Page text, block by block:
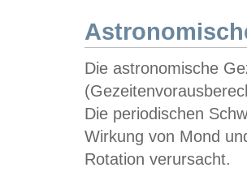
Die astronomische
Die periodischen
Wirkung von Mond
Rotation verursacht.